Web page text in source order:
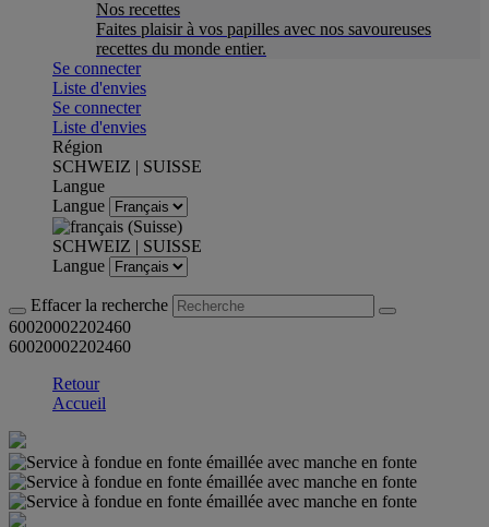
Nos recettes
Faites plaisir à vos papilles avec nos savoureuses
recettes du monde entier.
Se connecter
Liste d'envies
Se connecter
Liste d'envies
Région
SCHWEIZ | SUISSE
Langue
Langue
SCHWEIZ | SUISSE
Langue
Effacer la recherche
60020002202460
60020002202460
Retour
Accueil